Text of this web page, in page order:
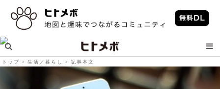
トップ 生活／暮らし 記事本文